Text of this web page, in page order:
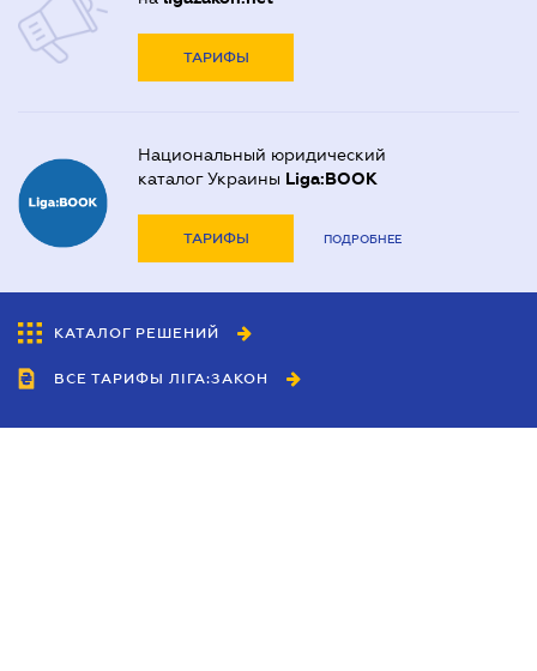
ТАРИФЫ
Национальный юридический
каталог Украины Liga:BOOK
ТАРИФЫ ПОДРОБНЕЕ
КАТАЛОГ РЕШЕНИЙ
ВСЕ ТАРИФЫ ЛІГА:ЗАКОН